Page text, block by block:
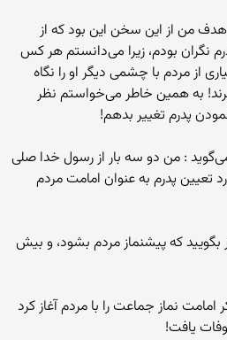
من از این سخن این بود که از
نگران بودم، زیرا می‌دانستم هر کس
از مردم با چشمی دیگر او را نگاه
به همین خاطر می‌خواستم نظر
پدرم تغییر بدهم!
: من دو سه بار از رسول خدا صلی
تعیین پدرم به عنوان امامت مردم
بگویید که پیشنماز مردم بشود، و بیش
امامت نماز جماعت را با مردم آغاز کرد
یافت!